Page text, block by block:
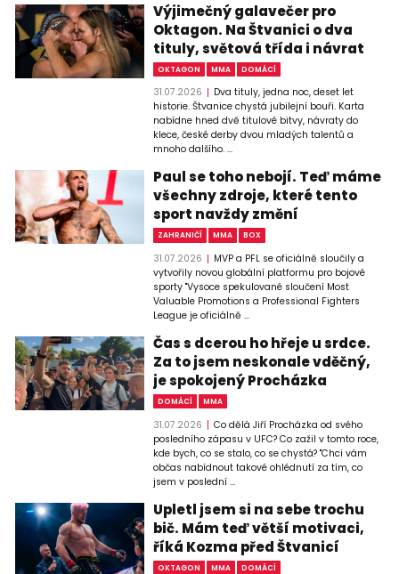
Výjimečný galavečer pro
Oktagon. Na Štvanici o dva
tituly, světová třída i návrat
OKTAGON MMA DOMÁCÍ
31.07.2026
Dva tituly, jedna noc, deset let
historie. Štvanice chystá jubilejní bouři. Karta
nabídne hned dvě titulové bitvy, návraty do
klece, české derby dvou mladých talentů a
mnoho dalšího. ...
Paul se toho nebojí. Teď máme
všechny zdroje, které tento
sport navždy změní
ZAHRANIČÍ MMA BOX
31.07.2026
MVP a PFL se oficiálně sloučily a
vytvořily novou globální platformu pro bojové
sporty "Vysoce spekulované sloučení Most
Valuable Promotions a Professional Fighters
League je oficiálně ...
Čas s dcerou ho hřeje u srdce.
Za to jsem neskonale vděčný,
je spokojený Procházka
DOMÁCÍ MMA
31.07.2026
Co dělá Jiří Procházka od svého
posledního zápasu v UFC? Co zažil v tomto roce,
kde bych, co se stalo, co se chystá? "Chci vám
občas nabídnout takové ohlédnutí za tím, co
jsem v poslední ...
Upletl jsem si na sebe trochu
bič. Mám teď větší motivaci,
říká Kozma před Štvanicí
OKTAGON MMA DOMÁCÍ